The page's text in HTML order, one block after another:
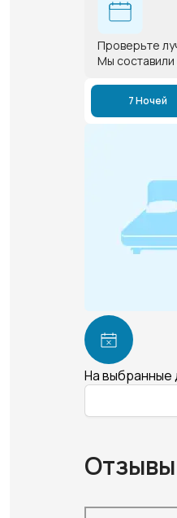
Проверьте
Мы составили
7 Ночей
На выбранные